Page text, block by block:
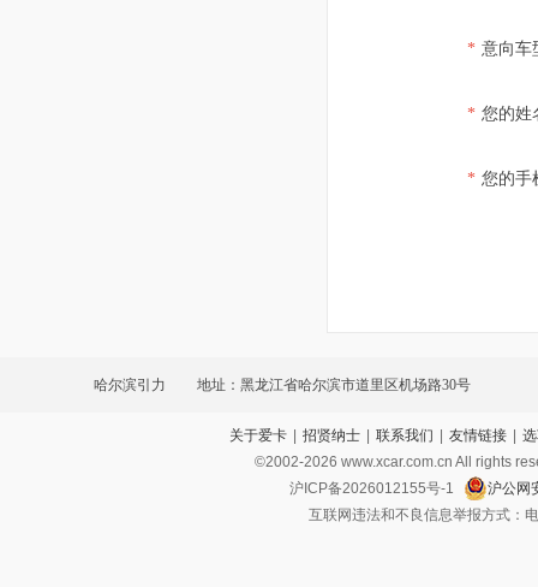
* 意向车
* 您的姓
* 您的手
哈尔滨引力 地址：黑龙江省哈尔滨市道里区机场路30号
关于爱卡 招贤纳士 联系我们 友情链接
©2002-2026 www.xcar.com.cn All rights
沪ICP备2026012155号-1
沪公网
互联网违法和不良信息举报方式：